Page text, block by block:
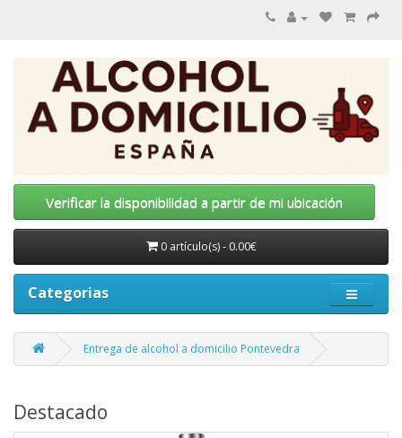
Verificar la disponibilidad a partir de mi ubicación
0 artículo(s) - 0.00€
Categorias
Entrega de alcohol a domicilio Pontevedra
Destacado